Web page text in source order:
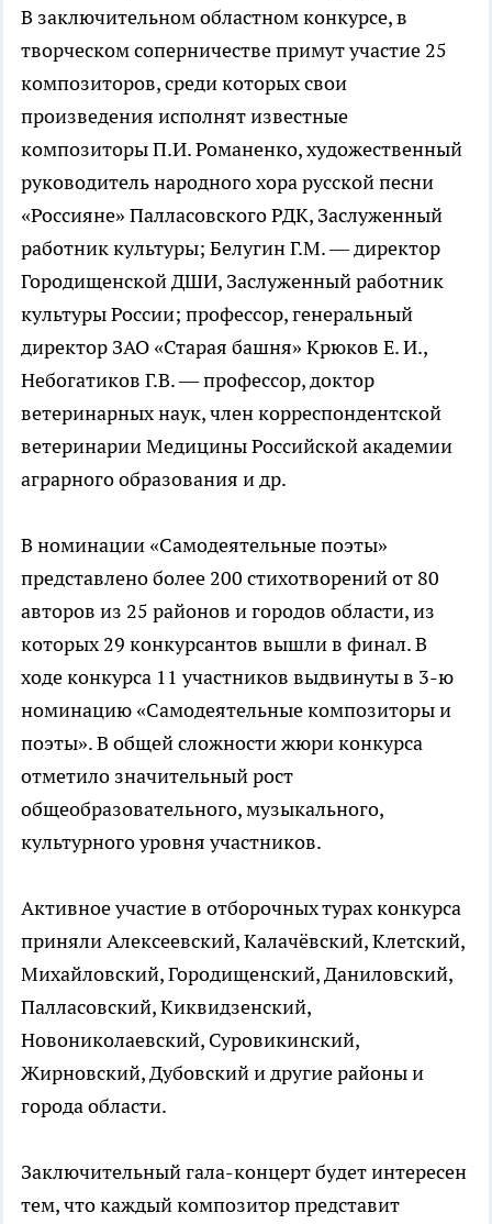
В заключительном областном конкурсе, в
творческом соперничестве примут участие 25
композиторов, среди которых свои
произведения исполнят известные
композиторы П.И. Романенко, художественный
руководитель народного хора русской песни
«Россияне» Палласовского РДК, Заслуженный
работник культуры; Белугин Г.М. — директор
Городищенской ДШИ, Заслуженный работник
культуры России; профессор, генеральный
директор ЗАО «Старая башня» Крюков Е. И.,
Небогатиков Г.В. — профессор, доктор
ветеринарных наук, член корреспондентской
ветеринарии Медицины Российской академии
аграрного образования и др.
В номинации «Самодеятельные поэты»
представлено более 200 стихотворений от 80
авторов из 25 районов и городов области, из
которых 29 конкурсантов вышли в финал. В
ходе конкурса 11 участников выдвинуты в 3-ю
номинацию «Самодеятельные композиторы и
поэты». В общей сложности жюри конкурса
отметило значительный рост
общеобразовательного, музыкального,
культурного уровня участников.
Активное участие в отборочных турах конкурса
приняли Алексеевский, Калачёвский, Клетский,
Михайловский, Городищенский, Даниловский,
Палласовский, Киквидзенский,
Новониколаевский, Суровикинский,
Жирновский, Дубовский и другие районы и
города области.
Заключительный гала-концерт будет интересен
тем, что каждый композитор представит